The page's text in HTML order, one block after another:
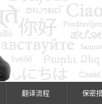
翻译流程 保密